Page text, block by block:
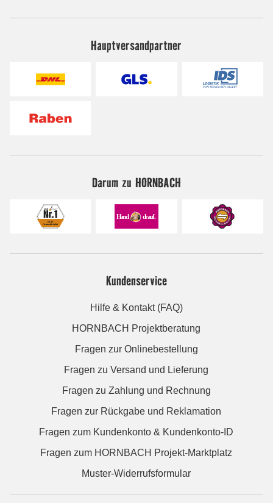
Hauptversandpartner
Darum zu HORNBACH
Kundenservice
Hilfe & Kontakt (FAQ)
HORNBACH Projektberatung
Fragen zur Onlinebestellung
Fragen zu Versand und Lieferung
Fragen zu Zahlung und Rechnung
Fragen zur Rückgabe und Reklamation
Fragen zum Kundenkonto & Kundenkonto-ID
Fragen zum HORNBACH Projekt-Marktplatz
Muster-Widerrufsformular